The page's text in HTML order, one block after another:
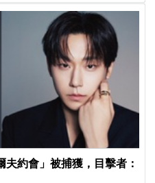
約會」被捕獲，目擊者：